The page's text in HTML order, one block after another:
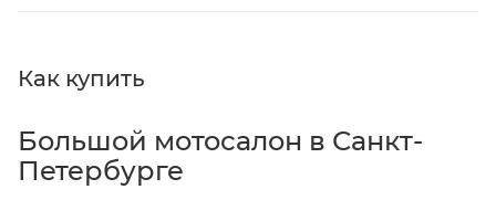
Как купить
Большой мотосалон в Санкт-
Петербурге